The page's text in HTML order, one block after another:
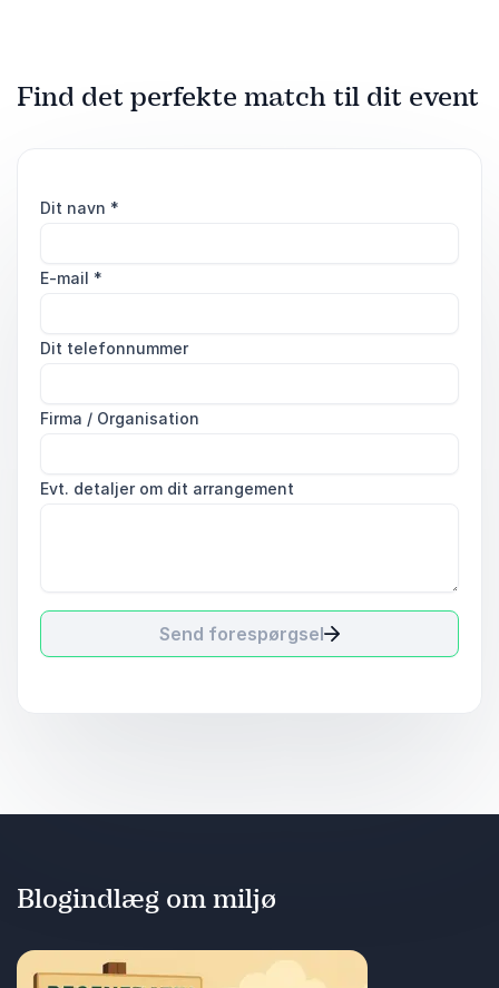
Find det perfekte match til dit event
Dit navn *
E-mail *
Dit telefonnummer
Firma / Organisation
Evt. detaljer om dit arrangement
Send forespørgsel
Blogindlæg om miljø